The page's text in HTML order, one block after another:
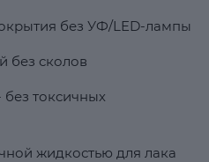
без УФ/LED-лампы
без сколов
токсичных
жидкостью для лака